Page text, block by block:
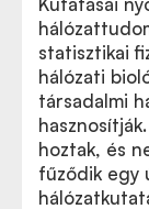
statisztikai
hálózati
társadalmi
hoztak, és
fűződik egy